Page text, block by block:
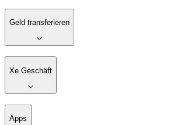
Geld transferieren
Xe Geschäft
Apps